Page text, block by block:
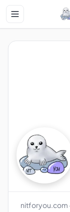
nitforyou.com